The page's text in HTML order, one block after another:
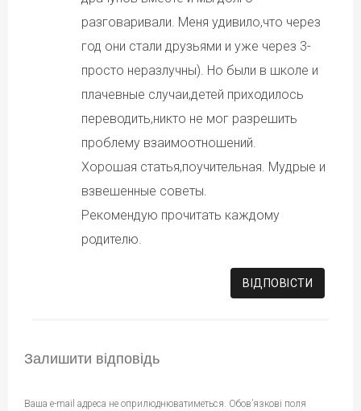
разговаривали. Меня удивило,что через
год они стали друзьями и уже через 3-
просто неразлучны). Но были в школе и
плачевные случаи,детей приходилось
переводить,никто не мог разрешить
проблему взаимоотношений.
Хорошая статья,поучительная. Мудрые и
взвешенные советы.
Рекомендую прочитать каждому
родителю.
ВІДПОВІCТИ
Залишити відповідь
Ваша e-mail адреса не оприлюднюватиметься. Обов’язкові поля